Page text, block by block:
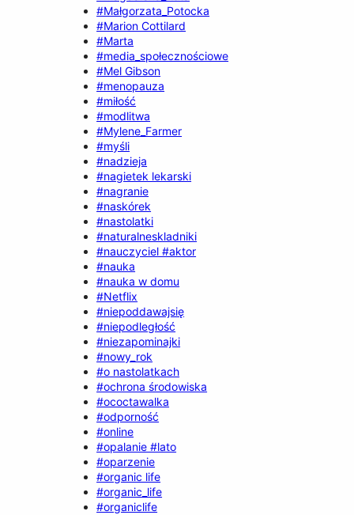
#Małgorzata_Potocka
#Marion Cottilard
#Marta
#media_społecznościowe
#Mel Gibson
#menopauza
#miłość
#modlitwa
#Mylene_Farmer
#myśli
#nadzieja
#nagietek lekarski
#nagranie
#naskórek
#nastolatki
#naturalneskladniki
#nauczyciel #aktor
#nauka
#nauka w domu
#Netflix
#niepoddawajsię
#niepodległość
#niezapominajki
#nowy_rok
#o nastolatkach
#ochrona środowiska
#ococtawalka
#odporność
#online
#opalanie #lato
#oparzenie
#organic life
#organic_life
#organiclife